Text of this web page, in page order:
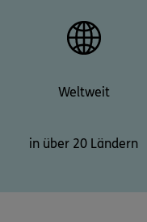
Weltweit
in über 20 Ländern